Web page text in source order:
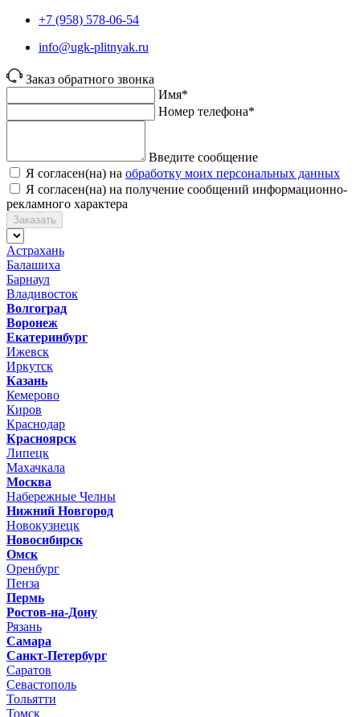
+7 (958) 578-06-54
info@ugk-plitnyak.ru
Заказ обратного звонка
Имя*
Номер телефона*
Введите сообщение
Я согласен(на) на обработку моих персональных данных
Я согласен(на) на получение сообщений информационно-
рекламного характера
Заказать
Астрахань
Балашиха
Барнаул
Владивосток
Волгоград
Воронеж
Екатеринбург
Ижевск
Иркутск
Казань
Кемерово
Киров
Краснодар
Красноярск
Липецк
Махачкала
Москва
Набережные Челны
Нижний Новгород
Новокузнецк
Новосибирск
Омск
Оренбург
Пенза
Пермь
Ростов-на-Дону
Рязань
Самара
Санкт-Петербург
Саратов
Севастополь
Тольятти
Томск